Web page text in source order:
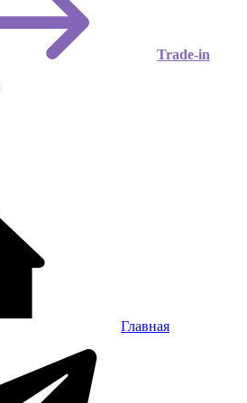
Trade-in
Главная